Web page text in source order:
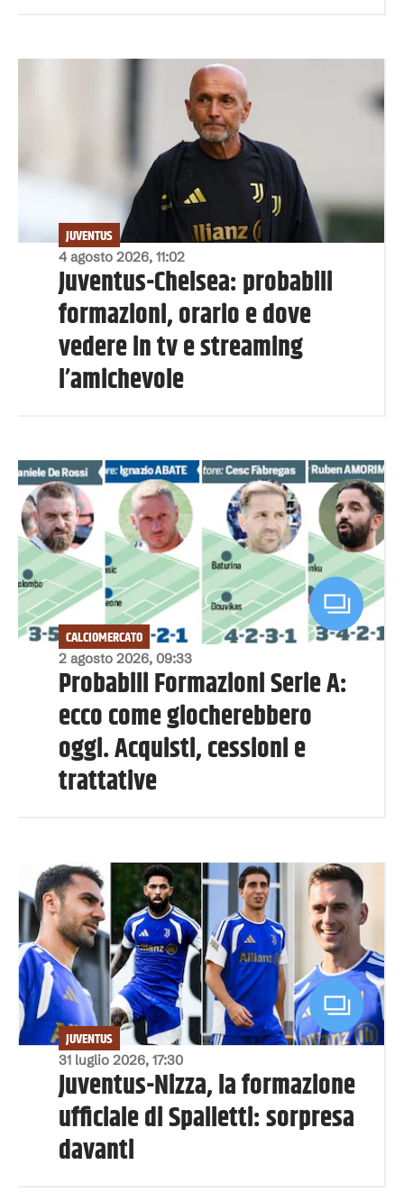
4 agosto 2026, 11:02
JUVENTUS
Juventus-Chelsea: probabili
formazioni, orario e dove
vedere in tv e streaming
l’amichevole
2 agosto 2026, 09:33
CALCIOMERCATO
Probabili Formazioni Serie A:
ecco come giocherebbero
oggi. Acquisti, cessioni e
trattative
31 luglio 2026, 17:30
JUVENTUS
Juventus-Nizza, la formazione
ufficiale di Spalletti: sorpresa
davanti